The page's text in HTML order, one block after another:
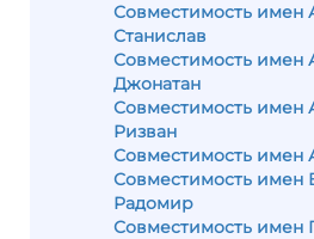
Совместимость имен
Станислав
Совместимость имен
Джонатан
Совместимость имен
Ризван
Совместимость имен
Совместимость имен
Радомир
Совместимость имен